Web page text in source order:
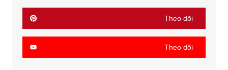
Theo dõi
Theo dõi